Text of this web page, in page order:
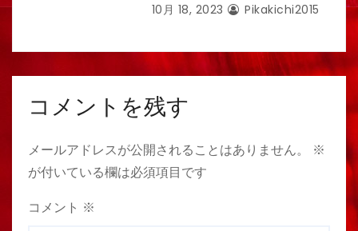
10月 18, 2023 Pikakichi2015
コメントを残す
メールアドレスが公開されることはありません。
※
が付いている欄は必須項目です
コメント ※